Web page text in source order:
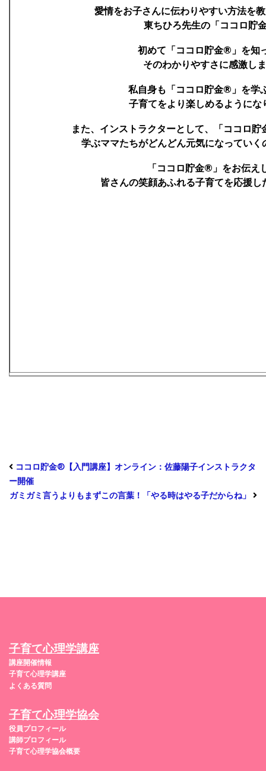
愛情をお子さんに伝わりやすい方法を
東ちひろ先生の「ココロ貯
初めて「ココロ貯金®」を知
そのわかりやすさに感激し
私自身も「ココロ貯金®」を学
子育てをより楽しめるようにな
また、インストラクターとして、「ココロ
学ぶママたちがどんどん元気になっていく
「ココロ貯金®」をお伝え
皆さんの笑顔あふれる子育てを応援し
ココロ貯金®︎【入門講座】オンライン：佐藤陽子インストラクタ
ー開催
ガミガミ言うよりもまずこの言葉！「やる時はやる子だからね」
子育て心理学講座
講座開催情報
子育て心理学講座
よくある質問
子育て心理学協会
役員プロフィール
講師プロフィール
子育て心理学協会概要